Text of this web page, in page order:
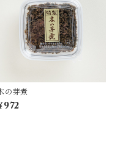
の芽煮